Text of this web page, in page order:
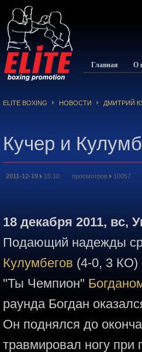
Главная О
ELITE BOXING НОВОСТИ ДМИТРИЙ
Кучер и
2011-12-19 15:10 просмотров 10057
18 декабря 2011, вс,
Подающий надежды
Кулумбегов (4-0, 3 КО)
"Ты Чемпион"
раунда Богдан
Он поднялся до
травмировал ногу при